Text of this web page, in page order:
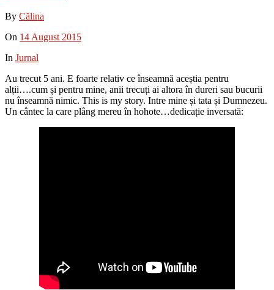
By Călina
On 14 August 2015
In Jurnal
Au trecut 5 ani. E foarte relativ ce înseamnă aceștia pentru
alții….cum și pentru mine, anii trecuți ai altora în dureri sau bucurii
nu înseamnă nimic. This is my story. Intre mine și tata și Dumnezeu.
Un cântec la care plâng mereu în hohote…dedicație inversată: